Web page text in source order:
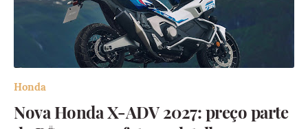
Honda
Nova Honda X-ADV 2027: preço parte